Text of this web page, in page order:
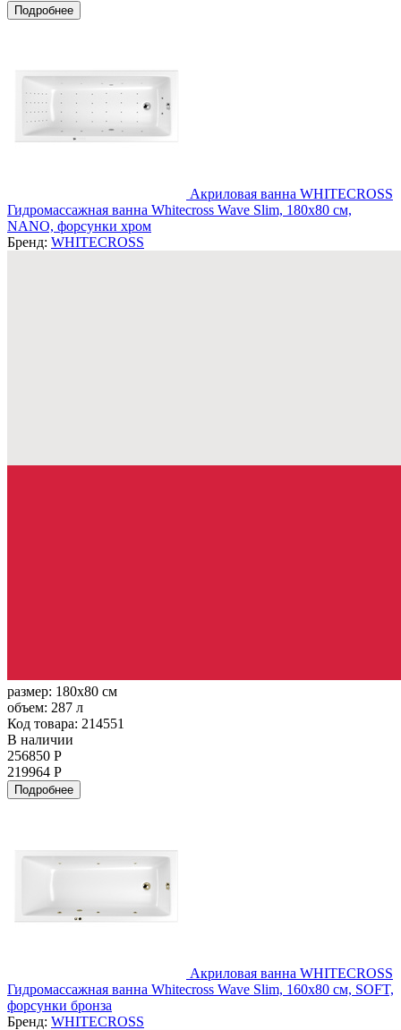
Подробнее
Акриловая ванна WHITECROSS
Гидромассажная ванна Whitecross Wave Slim, 180x80 см,
NANO, форсунки хром
Бренд: WHITECROSS
размер: 180x80 см
объем: 287 л
Код товара: 214551
В наличии
256850 Р
219964 Р
Подробнее
Акриловая ванна WHITECROSS
Гидромассажная ванна Whitecross Wave Slim, 160x80 см, SOFT,
форсунки бронза
Бренд: WHITECROSS